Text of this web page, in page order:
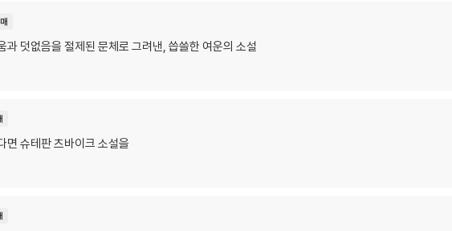
과 덧없음을 절제된 문체로 그려낸, 씁쓸한 여운의 소설
면 슈테판 츠바이크 소설을